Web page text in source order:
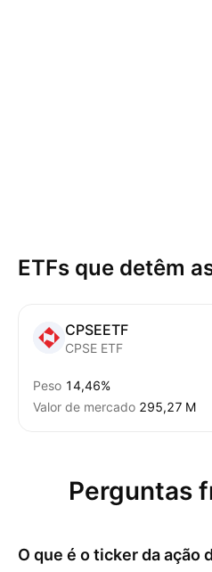
ETFs que detêm
CPSEETF
CPSE ETF
Peso 14,46%
Valor de mercado ‪295,27 M‬
Perguntas
O que é o ticker da ação